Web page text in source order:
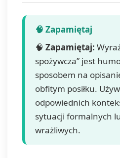
🧠 Zapamiętaj:
spożywcza” jest
sposobem na
obfitym posiłku.
odpowiednich
sytuacji formalnych
wrażliwych.